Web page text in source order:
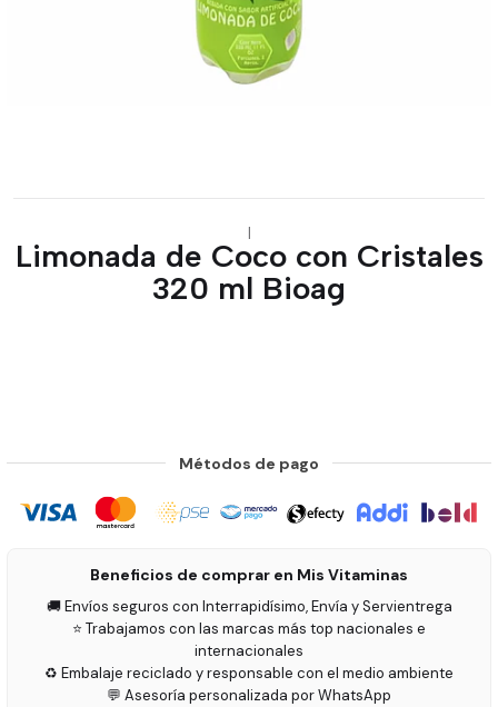
|
Limonada de Coco con Cristales
320 ml Bioag
Métodos de pago
Beneficios de comprar en Mis Vitaminas
🚚 Envíos seguros con Interrapidísimo, Envía y Servientrega
⭐ Trabajamos con las marcas más top nacionales e
internacionales
♻️ Embalaje reciclado y responsable con el medio ambiente
💬 Asesoría personalizada por WhatsApp